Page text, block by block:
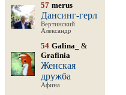
57 merus
Дансинг-герл
Вертинский
Александр
54 Galina_
&
Grafinia
Женская
дружба
Афина